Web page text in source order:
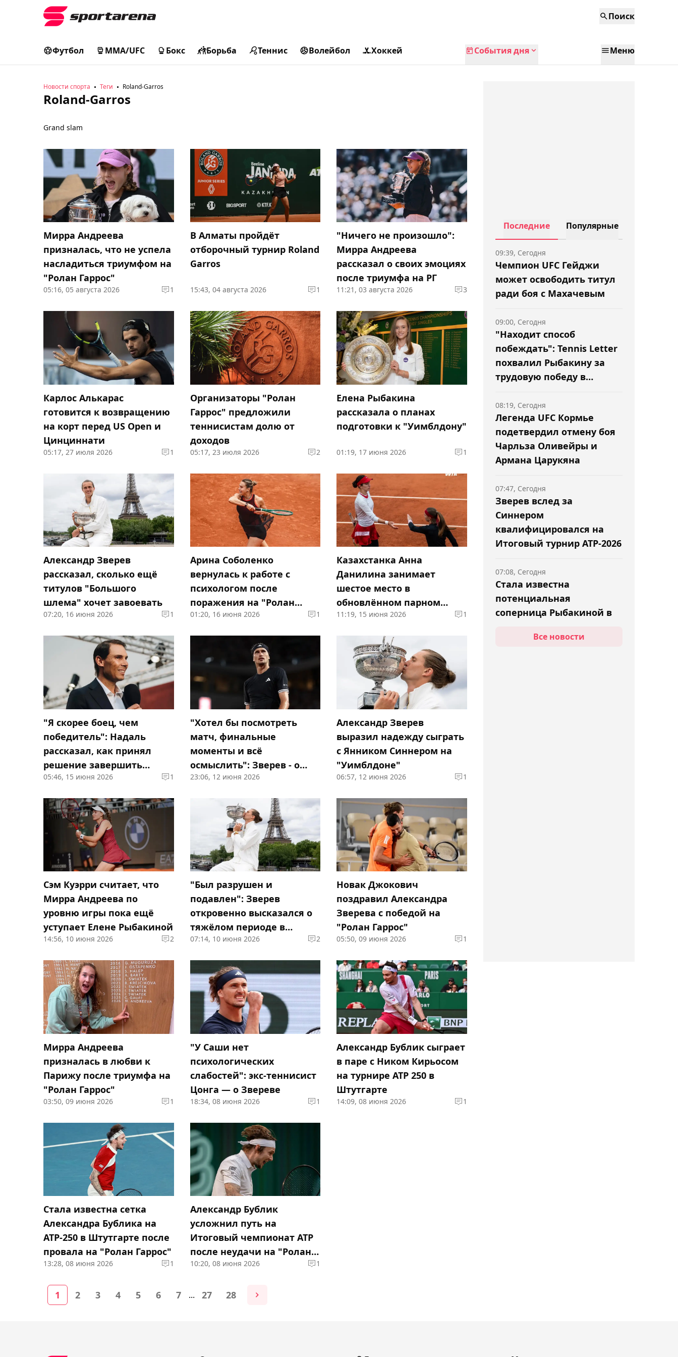
Поиск
Футбол MMA/UFC Бокс Борьба Теннис Волейбол Хоккей События дня Меню
Новости спорта Теги Roland-Garros
Roland-Garros
Grand slam
Мирра Андреева
призналась, что не успела
насладиться триумфом на
"Ролан Гаррос"
05:16, 05 августа 2026 1
В Алматы пройдёт
отборочный турнир Roland
Garros
15:43, 04 августа 2026 1
"Ничего не произошло":
Мирра Андреева
рассказал о своих эмоциях
после триумфа на РГ
11:21, 03 августа 2026 3
Карлос Алькарас
готовится к возвращению
на корт перед US Open и
Цинциннати
05:17, 27 июля 2026 1
Организаторы "Ролан
Гаррос" предложили
теннисистам долю от
доходов
05:17, 23 июля 2026 2
Елена Рыбакина
рассказала о планах
подготовки к "Уимблдону"
01:19, 17 июня 2026 1
Александр Зверев
рассказал, сколько ещё
титулов "Большого
шлема" хочет завоевать
07:20, 16 июня 2026 1
Арина Соболенко
вернулась к работе с
психологом после
поражения на "Ролан
Гаррос"
01:20, 16 июня 2026 1
Казахстанка Анна
Данилина занимает
шестое место в
обновлённом парном
рейтинге WTA
11:19, 15 июня 2026 1
"Я скорее боец, чем
победитель": Надаль
рассказал, как принял
решение завершить
карьеру
05:46, 15 июня 2026 1
"Хотел бы посмотреть
матч, финальные
моменты и всё
осмыслить": Зверев - о
победе на "РГ"
23:06, 12 июня 2026
Александр Зверев
выразил надежду сыграть
с Янником Синнером на
"Уимблдоне"
06:57, 12 июня 2026 1
Сэм Куэрри считает, что
Мирра Андреева по
уровню игры пока ещё
уступает Елене Рыбакиной
14:56, 10 июня 2026 2
"Был разрушен и
подавлен": Зверев
откровенно высказался о
тяжёлом периоде в
карьере
07:14, 10 июня 2026 2
Новак Джокович
поздравил Александра
Зверева с победой на
"Ролан Гаррос"
05:50, 09 июня 2026 1
Мирра Андреева
призналась в любви к
Парижу после триумфа на
"Ролан Гаррос"
03:50, 09 июня 2026 1
"У Саши нет
психологических
слабостей": экс-теннисист
Цонга — о Звереве
18:34, 08 июня 2026 1
Александр Бублик сыграет
в паре с Ником Кирьосом
на турнире ATP 250 в
Штутгарте
14:09, 08 июня 2026 1
Стала известна сетка
Александра Бублика на
ATP-250 в Штутгарте после
провала на "Ролан Гаррос"
13:28, 08 июня 2026 1
Александр Бублик
усложнил путь на
Итоговый чемпионат ATP
после неудачи на "Ролан
Гаррос"
10:20, 08 июня 2026 1
1 2 3 4 5 6 7 ... 27 28
Последние Популярные
Чемпион UFC Гейджи
может освободить титул
ради боя с Махачевым
09:39, Сегодня
"Находит способ
побеждать": Tennis Letter
похвалил Рыбакину за
трудовую победу в
09:00, Сегодня
Легенда UFC Кормье
подетвердил отмену боя
Чарльза Оливейры и
Армана Царукяна
08:19, Сегодня
Зверев вслед за
Синнером
квалифицировался на
Итоговый турнир ATP-2026
07:47, Сегодня
Cтала известна
потенциальная
соперница Рыбакиной в
07:08, Сегодня
Все новости